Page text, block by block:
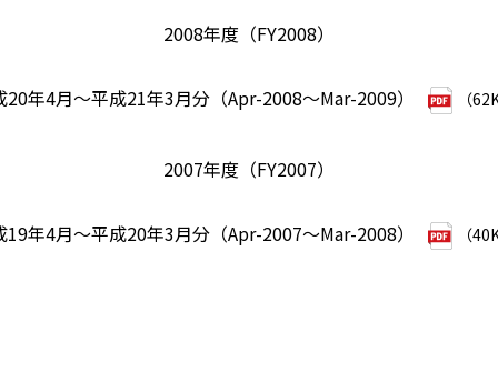
2008年度（FY2008）
20年4月～平成21年3月分（Apr-2008～Mar-2009） （
2007年度（FY2007）
19年4月～平成20年3月分（Apr-2007～Mar-2008） （